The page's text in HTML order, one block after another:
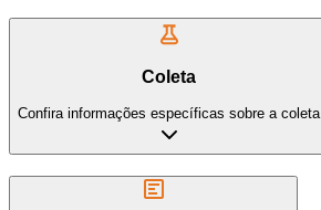
Coleta
Confira informações específicas sobre a coleta